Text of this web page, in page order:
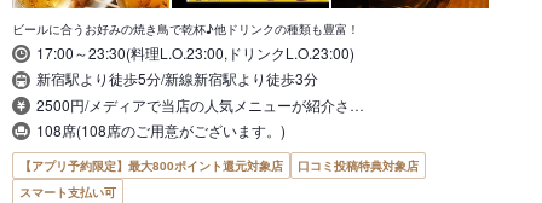
ビールに合うお好みの焼き鳥で乾杯♪他ドリンクの種類も豊富！
17:00～23:30(料理L.O.23:00,ドリンクL.O.23:00)
新宿駅より徒歩5分/新線新宿駅より徒歩3分
2500円/メディアで当店の人気メニューが紹介さ…
108席(108席のご用意がございます。)
【アプリ予約限定】最大800ポイント還元対象店
口コミ投稿特典対象店
スマート支払い可